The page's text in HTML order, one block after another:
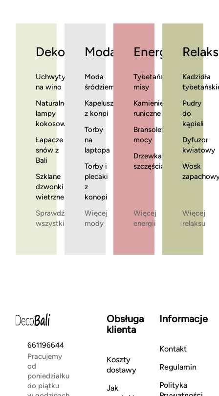
Dekoracje
Uchwyty
na wino
Naturalne
lampy
kokosowe
Łapacze
snów z
Bali
Szklane
dzwonki
wietrzne
Sprawdź
wszystkie
Moda
Moda
śródziemnomorska
Kapelusze
z konpi
Torby
na
laptopa
Torby i
plecaki
z
konopi
Więcej
mody
Energia
Tybetańskie
misy
Kamienie
runiczne
Bransoletki
mocy
Drzewka
szczęścia
Więcej
energii
Relaks
Kadzidła
Pudry
do
kąpieli
Dyfuzor
kwiatowy
Wosk
Więcej
relaksu
661196644
Pracujemy
od
poniedziałku
do piątku
Obsługa
klienta
Koszty
dostawy
Jak
Informacje
Kontakt
Regulamin
Polityka